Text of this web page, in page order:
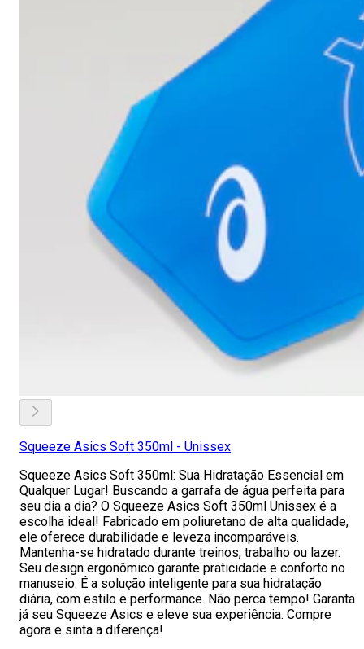
Squeeze Asics Soft 350ml - Unissex
Squeeze Asics Soft 350ml: Sua Hidratação Essencial em
Qualquer Lugar! Buscando a garrafa de água perfeita para
seu dia a dia? O Squeeze Asics Soft 350ml Unissex é a
escolha ideal! Fabricado em poliuretano de alta qualidade,
ele oferece durabilidade e leveza incomparáveis.
Mantenha-se hidratado durante treinos, trabalho ou lazer.
Seu design ergonômico garante praticidade e conforto no
manuseio. É a solução inteligente para sua hidratação
diária, com estilo e performance. Não perca tempo! Garanta
já seu Squeeze Asics e eleve sua experiência. Compre
agora e sinta a diferença!